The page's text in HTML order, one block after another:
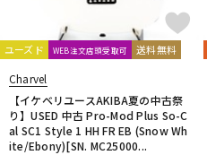
ユーズド WEB注文店頭受取可 送料無料
Charvel
【イケベリユースAKIBA夏の中古祭
り】USED 中古 Pro-Mod Plus So-C
al SC1 Style 1 HH FR EB (Snow Wh
ite/Ebony)[SN. MC25000...